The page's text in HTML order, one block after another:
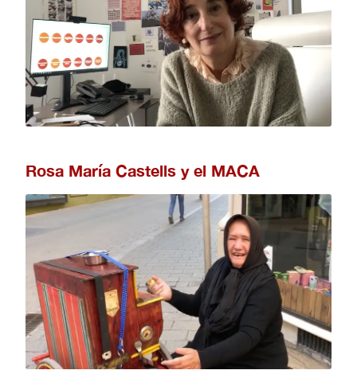
Rosa María Castells y el MACA